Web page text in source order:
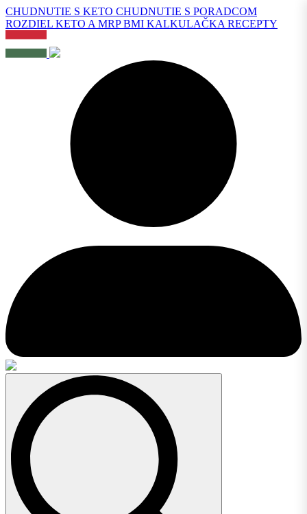
CHUDNUTIE S KETO CHUDNUTIE S PORADCOM
ROZDIEL KETO A MRPBMI KALKULAČKA RECEPTY
Search